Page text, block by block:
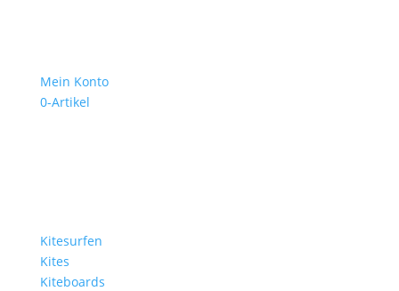
Mein Konto
0-Artikel
Kitesurfen
Kites
Kiteboards